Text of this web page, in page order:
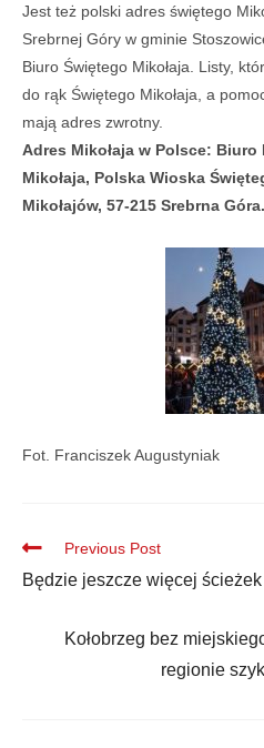
Jest też polski adres świętego
Srebrnej Góry w gminie
Biuro Świętego Mikołaja. Listy,
do rąk Świętego Mikołaja, a
mają adres zwrotny.
Adres Mikołaja w Polsce:
Mikołaja, Polska Wioska
Mikołajów, 57-215 Srebrna Góra.
Fot. Franciszek Augustyniak
Previous Post
Będzie jeszcze więcej
Kołobrzeg bez
regionie